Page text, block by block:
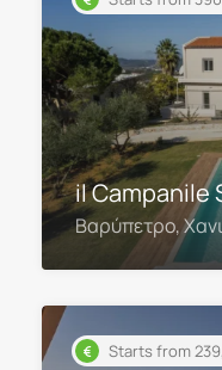
il Campanile
Βαρύπετρο,
Starts from